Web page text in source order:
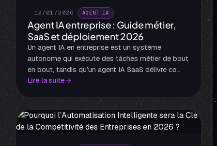
12/01/2026 · AGENT IA
Agent IA entreprise : Guide métier,
SaaS et déploiement 2026
Un agent IA en entreprise est un système
autonome qui exécute des tâches métier de bout
en bout, tandis qu’un agent IA SaaS délivre ce
résultat comme un service prêt à l’emploi. Tu
pilote le logiciel pour toi, sur des sujets comme
le support, la vente, le marketing, ou l’analyse de
documents.
Lire la suite